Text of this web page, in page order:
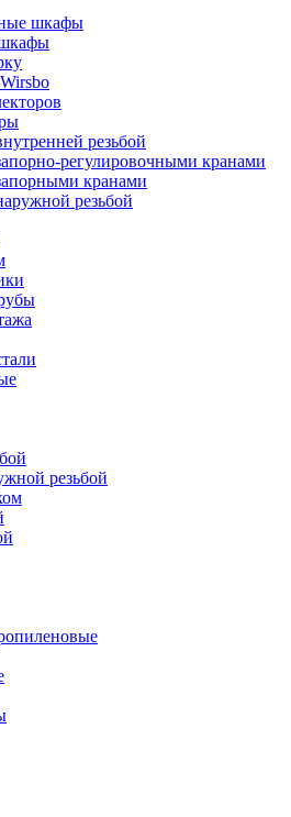
шкафы
резьбой
регулировочными кранами
кранами
резьбой
резьбой